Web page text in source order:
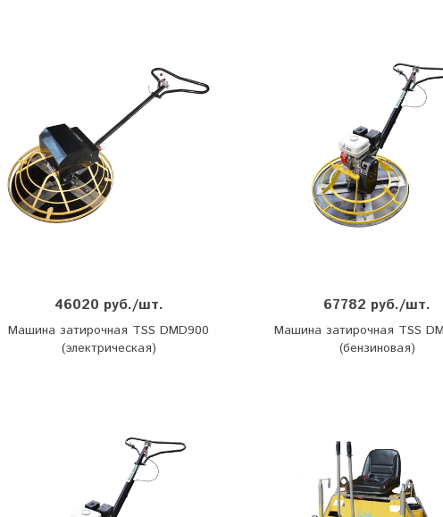
46020 руб./шт.
Машина затирочная TSS DMD900
(электрическая)
67782 руб./шт.
Машина затирочная TSS
(бензиновая)